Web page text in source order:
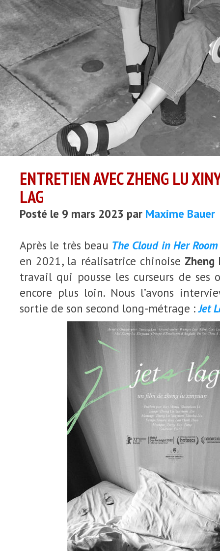
ENTRETIEN AVEC ZHENG LU
LAG
Posté le 9 mars 2023 par Maxime Bauer
Après le très beau The Cloud in Her Room
en 2021, la réalisatrice chinoise Zheng
travail qui pousse les curseurs de ses
encore plus loin. Nous l’avons
sortie de son second long-métrage :Jet